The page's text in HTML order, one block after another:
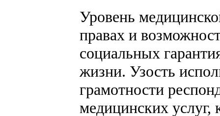
Уровень
правах и
социальных
жизни. Узость
грамотности
медицинских услуг,